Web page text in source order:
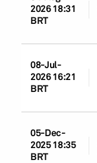
2026 18:31
BRT
08-Jul-
2026 16:21
BRT
05-Dec-
2025 18:35
BRT